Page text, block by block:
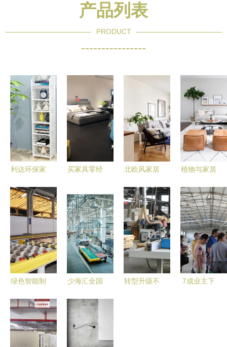
产品列表
PRODUCT
----------------
利达环保家
绿色生活的
匠心之选
买家具零经
工厂甄选攻
略，教你找
到最适合的
那家
北欧风家居
简约与自然
的和谐之美
植物与家居
起来，打造
美美的Ins
风
绿色智能制
行业 白坭
企业荣登三
少海汇全国
个性化定制
与供应链重
构引领家居
转型升级不
7成业主下